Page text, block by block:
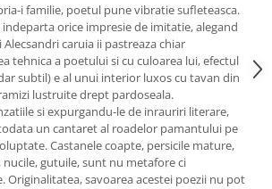
i familie, poetul pune vibratie sufleteasca.
orice impresie de imitatie, alegand
caruia ii pastreaza chiar
tehnica a poetului si cu culoarea lui, efectul
subtil) e al unui interior luxos cu tavan din
lustruite drept pardoseala.
si expurgandu-le de inrauriri literare,
un cantaret al roadelor pamantului pe
Castanele coapte, persicile mature,
gutuile, sunt nu metafore ci
Originalitatea, savoarea acestei poezii nu pot